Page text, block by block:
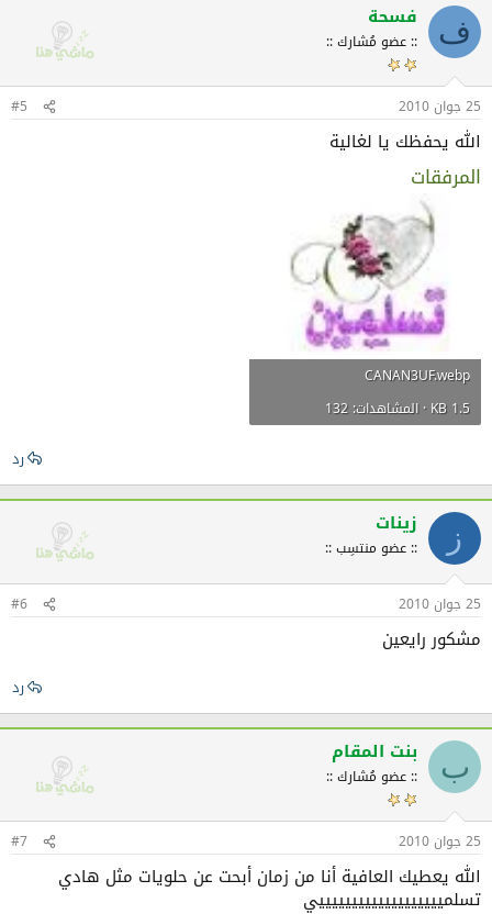
ف فسحة
:: عضو مُشارك ::
25 جوان 2010 #5
الله يحفظك يا لغالية
المرفقات
CANAN3UF.webp
1.5 KB · المشاهدات: 132
رد
ز زينات
:: عضو منتسِب ::
25 جوان 2010 #6
مشكور رايعين
رد
ب بنت المقام
:: عضو مُشارك ::
25 جوان 2010 #7
الله يعطيك العافية أنا من زمان أبحت عن حلويات مثل هادي
تسلميييييييييييييييييييي